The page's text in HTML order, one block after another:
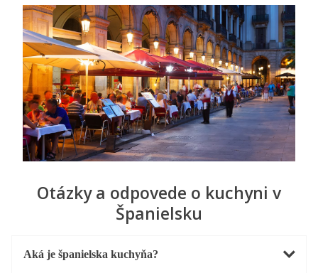
Otázky a odpovede o kuchyni v
Španielsku
Aká je španielska kuchyňa?